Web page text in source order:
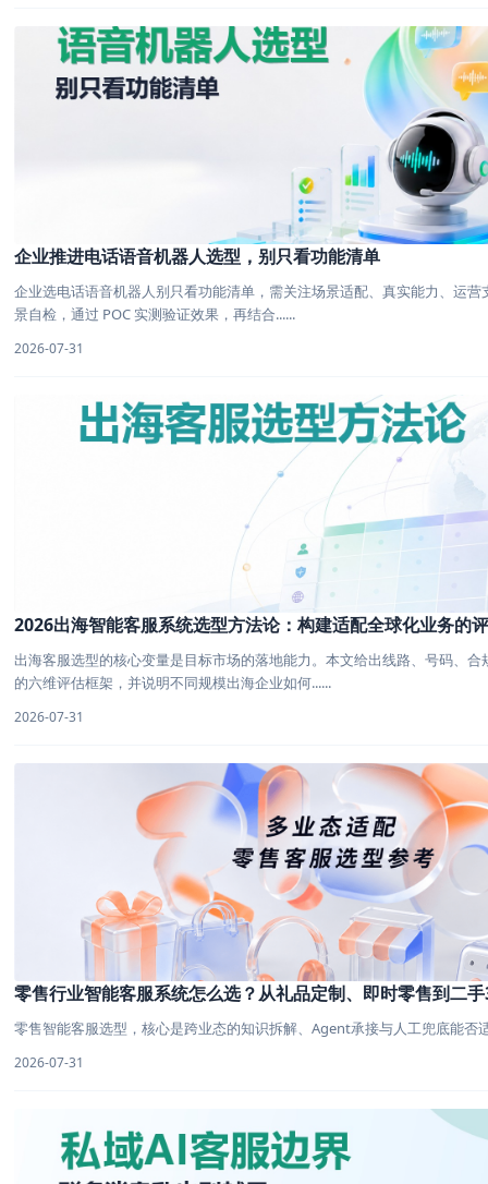
企业推进电话语音机器人选型，别只看功能清单
企业选电话语音机器人别只看功能清单，需关注场景适配、真实能力、运
景自检，通过 POC 实测验证效果，再结合......
2026-07-31
2026出海智能客服系统选型方法论：构建适配全球化业务的
出海客服选型的核心变量是目标市场的落地能力。本文给出线路、号码、
的六维评估框架，并说明不同规模出海企业如何......
2026-07-31
零售行业智能客服系统怎么选？从礼品定制、即时零售到二
零售智能客服选型，核心是跨业态的知识拆解、Agent承接与人工兜底能否
2026-07-31